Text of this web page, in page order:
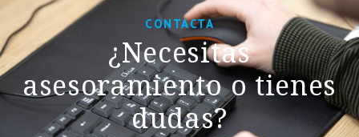
CONTACTA
¿Necesitas
asesoramiento o tienes
dudas?